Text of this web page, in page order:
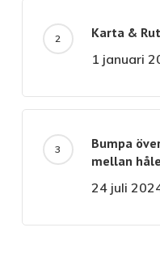
Karta &
1 januari
Bumpa
mellan
24 juli